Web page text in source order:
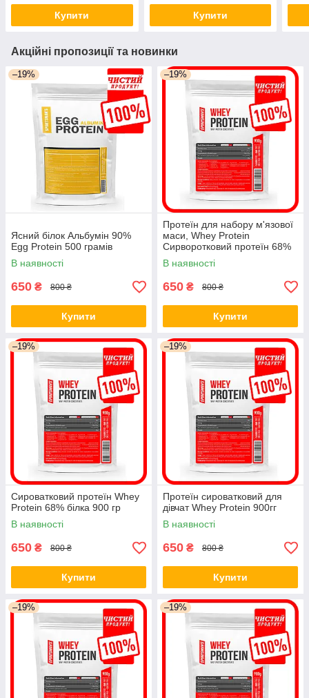
Купити Купити
Акційні пропозиції та новинки
–19%
Ясний білок Альбумін 90%
Egg Protein 500 грамів
В наявності
650 ₴ 800 ₴
Купити
–19%
Протеїн для набору м'язової
маси, Whey Protein
Сирворотковий протеїн 68%
протеїн 900гг
В наявності
650 ₴ 800 ₴
Купити
–19%
Сироватковий протеїн Whey
Protein 68% білка 900 гр
В наявності
650 ₴ 800 ₴
Купити
–19%
Протеїн сироватковий для
дівчат Whey Protein 900гг
В наявності
650 ₴ 800 ₴
Купити
–19% –19%